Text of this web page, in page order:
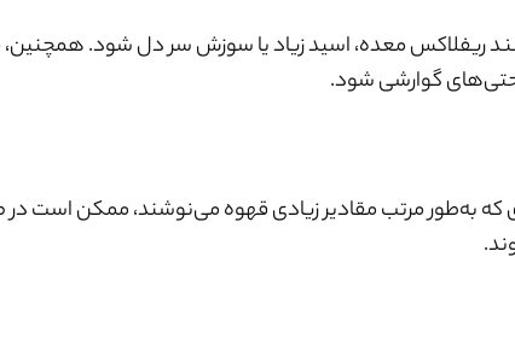
ریفلاکس معده، اسید زیاد یا سوزش سر دل شود.
گوارشی شود.
که به‌طور مرتب مقادیر زیادی قهوه می‌نوشند، ممکن است